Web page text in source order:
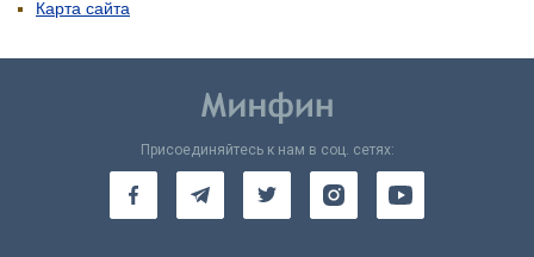
Карта сайта
Присоединяйтесь к нам в соц. сетях: